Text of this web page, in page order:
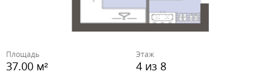
Площадь
37.00 м²
Этаж
4 из 8